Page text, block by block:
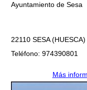
Ayuntamiento de Sesa
22110 SESA (HUESCA)
Teléfono: 974390801
Más